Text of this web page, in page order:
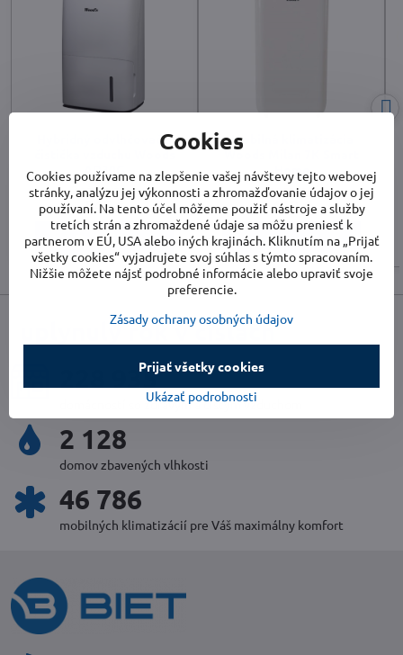
Hybridný odvlhčovač a
čistička vzduchu Woods
AD30G
2 až 3 týždne
545 €
Do košíka
Mobilná klimatizácia
Woods Milan 7K Smart
Home
Vypredané
419 €
Zobraziť
uplynulý rok v číslach
248 136
domácností so zdravým a čistým vzduchom
2 310
domov zbavených vlhkosti
50 868
mobilných klimatizácií pre Váš maximálny komfort
Cookies
Cookies používame na zlepšenie vašej návštevy tejto webovej
stránky, analýzu jej výkonnosti a zhromažďovanie údajov o jej
používaní. Na tento účel môžeme použiť nástroje a služby
tretích strán a zhromaždené údaje sa môžu preniesť k
partnerom v EÚ, USA alebo iných krajinách. Kliknutím na „Prijať
všetky cookies“ vyjadrujete svoj súhlas s týmto spracovaním.
Nižšie môžete nájsť podrobné informácie alebo upraviť svoje
preferencie.
Zásady ochrany osobných údajov
Ukázať podrobnosti
Prijať všetky cookies